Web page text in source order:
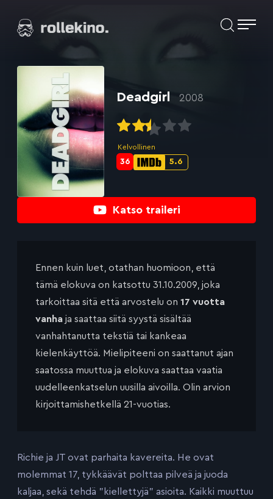
suoraan
Elokuvat ja elokuva-arviot | Rollekino.fi
lopputekstien
Katso traileri
Deadgirl 2008
Kelvollinen
IMDb-
5.6
Metascore-
36
Ennen kuin luet, otathan huomioon, että
tämä elokuva on katsottu 31.10.2009, joka
tarkoittaa sitä että arvostelu on 17 vuotta
vanha ja saattaa siitä syystä sisältää
vanhahtanutta tekstiä tai kankeaa
kielenkäyttöä. Mielipiteeni on saattanut ajan
saatossa muuttua ja elokuva saattaa vaatia
uudelleenkatselun uusilla aivoilla. Olin arvion
kirjoittamishetkellä 21-vuotias.
Richie ja JT ovat parhaita kavereita. He ovat
molemmat 17, tykkäävät polttaa pilveä ja juoda
kaljaa, sekä tehdä ”kiellettyjä” asioita. Kaikki muuttuu